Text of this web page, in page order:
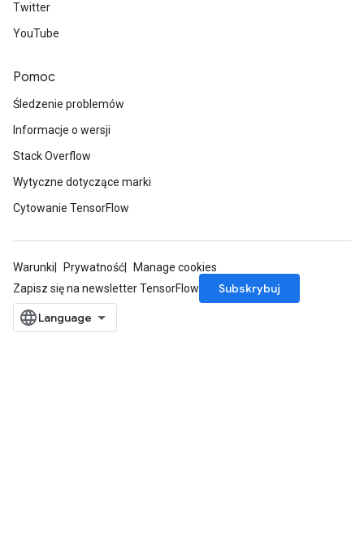
Twitter
YouTube
Pomoc
Śledzenie problemów
Informacje o wersji
Stack Overflow
Wytyczne dotyczące marki
Cytowanie TensorFlow
Warunki Prywatność
Manage cookies
Zapisz się na newsletter TensorFlow
Subskrybuj